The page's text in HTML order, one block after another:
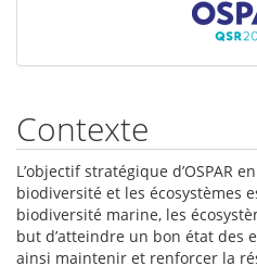
Contexte
L’objectif stratégique d’OSPAR
biodiversité et les écosystèmes
biodiversité marine, les
but d’atteindre un bon état des
ainsi maintenir et renforcer la